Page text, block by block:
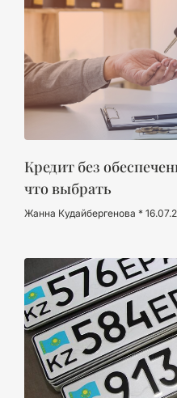
Кредит без
что выбрать
Жанна Кудайбергенова